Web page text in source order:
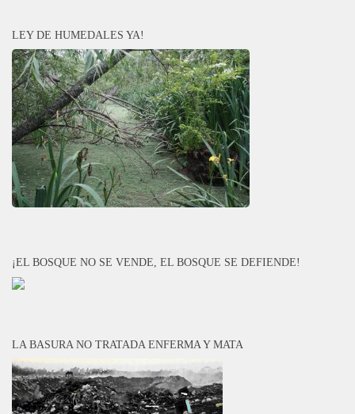
LEY DE HUMEDALES YA!
¡EL BOSQUE NO SE VENDE, EL BOSQUE SE DEFIENDE!
LA BASURA NO TRATADA ENFERMA Y MATA